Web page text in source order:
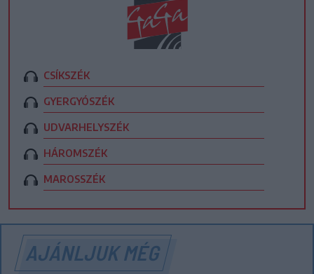
CSÍKSZÉK
GYERGYÓSZÉK
UDVARHELYSZÉK
HÁROMSZÉK
MAROSSZÉK
AJÁNLJUK MÉG